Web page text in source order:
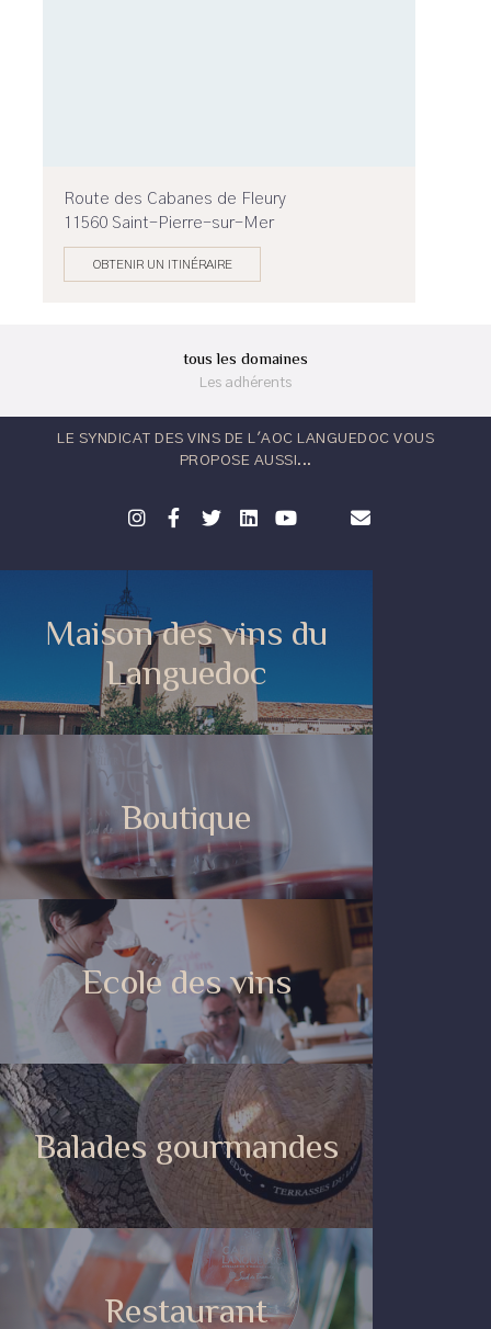
Route des Cabanes de Fleury
11560 Saint-Pierre-sur-Mer
OBTENIR UN ITINÉRAIRE
tous les domaines
Les adhérents
LE SYNDICAT DES VINS DE L'AOC LANGUEDOC VOUS
PROPOSE AUSSI...
Maison des vins du
Languedoc
Boutique
Ecole des vins
Balades gourmandes
Restaurant